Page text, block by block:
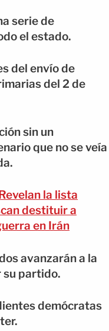
serie de
el estado.
del envío de
del 2 de
sin un
que no se veía
la lista
destituir a
en Irán
avanzarán a la
su partido.
demócratas